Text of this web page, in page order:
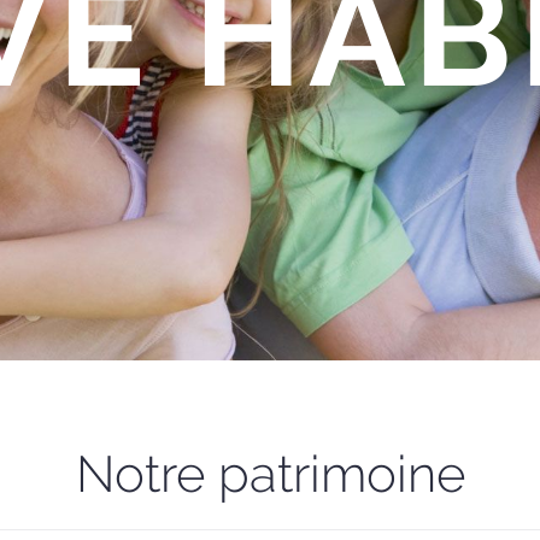
Notre patrimoine